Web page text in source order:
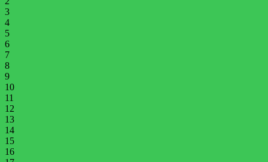
3
4
5
6
7
8
9
10
11
12
13
14
15
16